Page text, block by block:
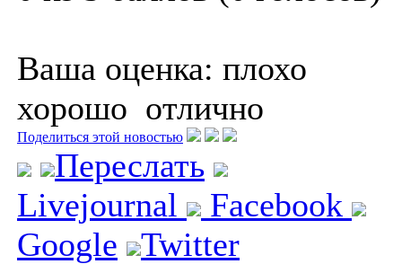
Ваша оценка: плохо
хорошо отлично
Поделиться этой новостью
Переслать
Livejournal
Facebook
Google
Twitter